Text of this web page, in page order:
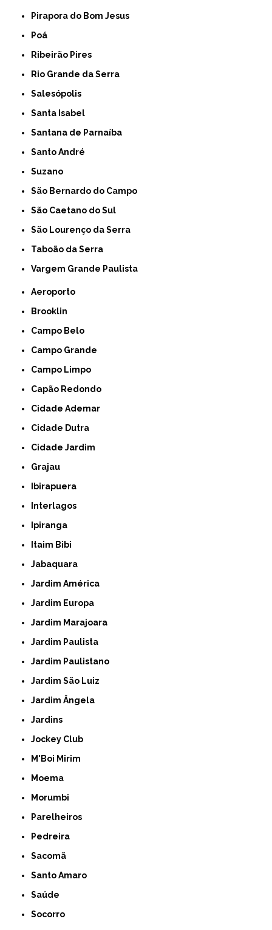
Pirapora do Bom Jesus
Poá
Ribeirão Pires
Rio Grande da Serra
Salesópolis
Santa Isabel
Santana de Parnaíba
Santo André
Suzano
São Bernardo do Campo
São Caetano do Sul
São Lourenço da Serra
Taboão da Serra
Vargem Grande Paulista
Aeroporto
Brooklin
Campo Belo
Campo Grande
Campo Limpo
Capão Redondo
Cidade Ademar
Cidade Dutra
Cidade Jardim
Grajau
Ibirapuera
Interlagos
Ipiranga
Itaim Bibi
Jabaquara
Jardim América
Jardim Europa
Jardim Marajoara
Jardim Paulista
Jardim Paulistano
Jardim São Luiz
Jardim Ângela
Jardins
Jockey Club
M'Boi Mirim
Moema
Morumbi
Parelheiros
Pedreira
Sacomã
Santo Amaro
Saúde
Socorro